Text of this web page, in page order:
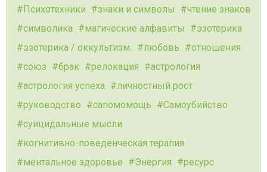
Психотехники
знаки и символы
чтение знаков
символика
магические алфавиты
эзотерика
эзотерика / оккультизм.
любовь
отношения
союз
брак релокация
астрология
астрология успеха
личностный рост
руководство
сапомомощь
Самоубийство
суицидальные мысли
когнитивно-поведенческая терапия
ментальное здоровье
Энергия
ресурс